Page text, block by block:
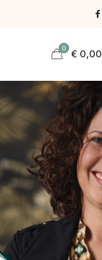
0 € 0,00